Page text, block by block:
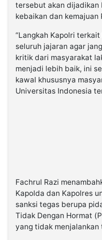
tersebut akan dijadikan
kebaikan dan kemajuan
“Langkah Kapolri
seluruh jajaran agar
kritik dari masyarakat
menjadi lebih baik, ini
kawal khususnya
Universitas Indonesia
Fachrul Razi
Kapolda dan Kapolres
sanksi tegas berupa
Tidak Dengan Hormat
yang tidak menjalankan